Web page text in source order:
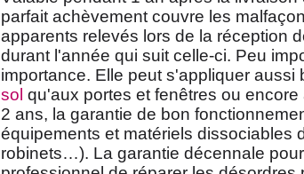
parfait achèvement couvre les
apparents relevés lors de la réception
durant l'année qui suit celle-ci. Peu
importance. Elle peut s'appliquer aussi
sol qu'aux portes et fenêtres ou
2 ans, la garantie de bon
équipements et matériels dissociables
robinets…). La garantie décennale